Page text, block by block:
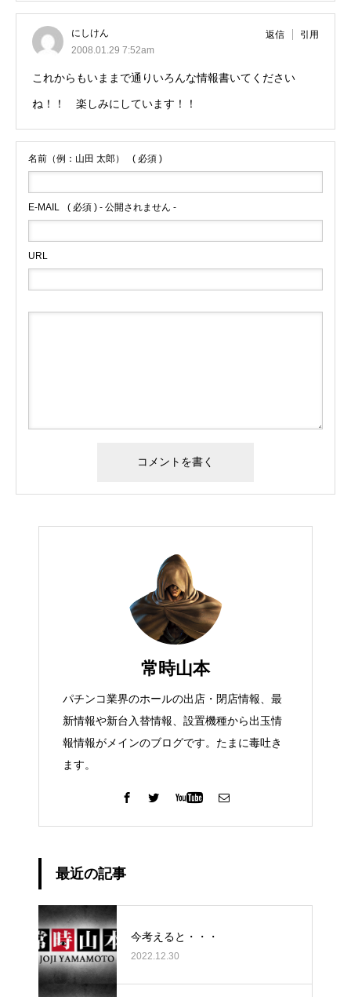
にしけん
2008.01.29 7:52am
返信 引用
これからもいままで通りいろんな情報書いてください
ね！！ 楽しみにしています！！
名前（例：山田 太郎） ( 必須 )
E-MAIL ( 必須 ) - 公開されません -
URL
常時山本
パチンコ業界のホールの出店・閉店情報、最
新情報や新台入替情報、設置機種から出玉情
報情報がメインのブログです。たまに毒吐き
ます。
最近の記事
今考えると・・・
2022.12.30